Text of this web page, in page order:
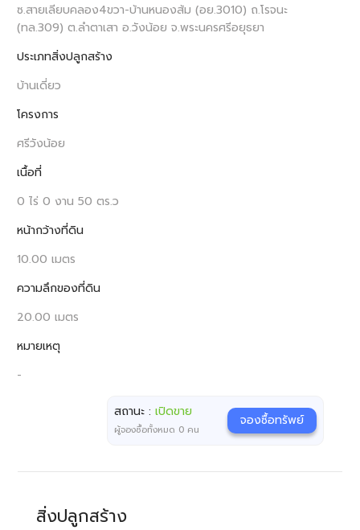
ซ.สายเลียบคลอง4ขวา-บ้านหนองส้ม (อย.3010) ถ.โรจนะ
(ทล.309) ต.ลำตาเสา อ.วังน้อย จ.พระนครศรีอยุธยา
ประเภทสิ่งปลูกสร้าง
บ้านเดี่ยว
โครงการ
ศรีวังน้อย
เนื้อที่
0 ไร่ 0 งาน 50 ตร.ว
หน้ากว้างที่ดิน
10.00 เมตร
ความลึกของที่ดิน
20.00 เมตร
หมายเหตุ
-
สถานะ :เปิดขาย
ผู้จองซื้อทั้งหมด 0 คน
จองซื้อทรัพย์
สิ่งปลูกสร้าง